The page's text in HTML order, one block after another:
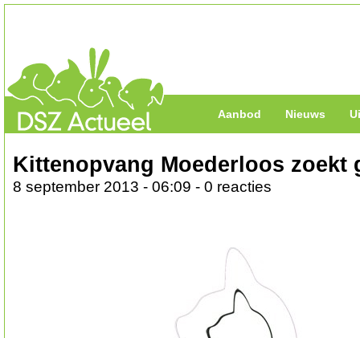
Aanbod Nieuws
Kittenopvang Moederloos zoekt
8 september 2013 - 06:09 - 0 reacties